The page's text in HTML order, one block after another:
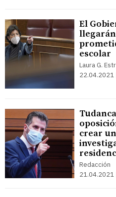
El
escolar
Laura G.
22.04.2021
crear
Redacción
21.04.2021